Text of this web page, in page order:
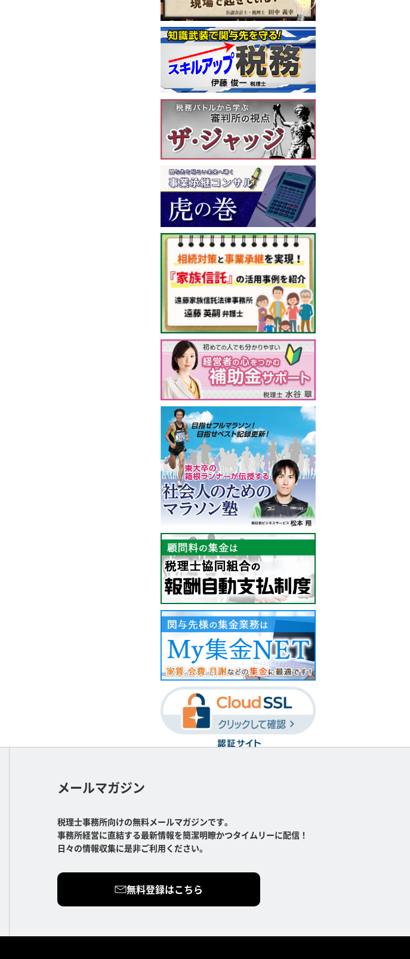
メールマガジン
税理士事務所向けの無料メールマガジンです。
事務所経営に直結する最新情報を簡潔明瞭かつタイムリーに配信！
日々の情報収集に是非ご利用ください。
無料登録はこちら